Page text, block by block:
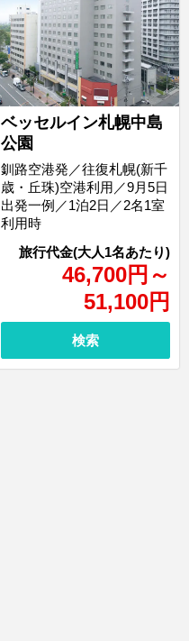
ベッセルイン札幌中島
公園
46,700円 ～
51,100円
釧路空港発／往復札幌(新千
歳・丘珠)空港利用／9月5日
出発一例／1泊2日／2名1室
利用時
検索